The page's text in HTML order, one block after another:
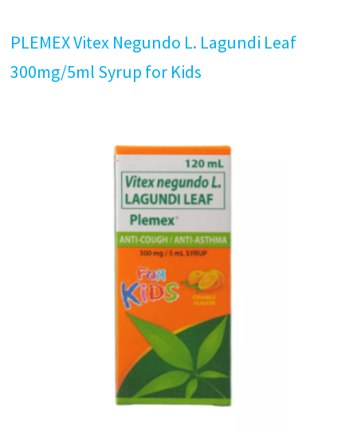
PLEMEX Vitex Negundo L. Lagundi Leaf
300mg/5ml Syrup for Kids